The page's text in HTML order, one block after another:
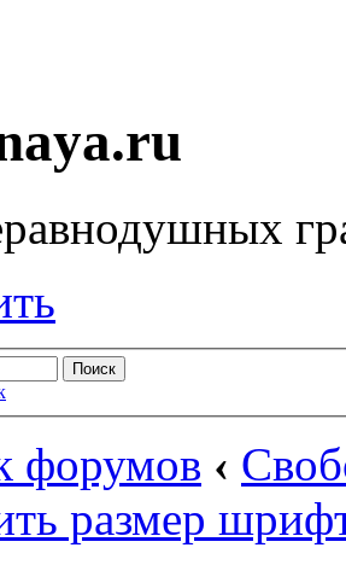
форумов ‹
размер